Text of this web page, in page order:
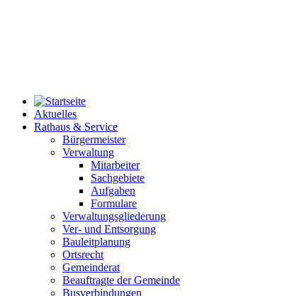
Aktuelles
Rathaus & Service
Bürgermeister
Verwaltung
Mitarbeiter
Sachgebiete
Aufgaben
Formulare
Verwaltungsgliederung
Ver- und Entsorgung
Bauleitplanung
Ortsrecht
Gemeinderat
Beauftragte der Gemeinde
Busverbindungen